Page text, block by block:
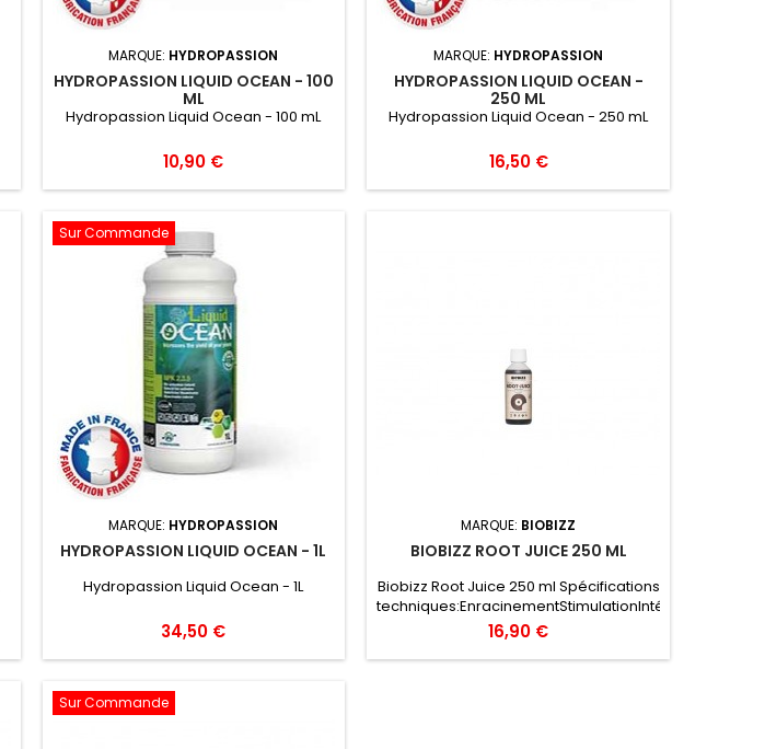
MARQUE: HYDROPASSION
HYDROPASSION LIQUID OCEAN - 100
ML
Hydropassion Liquid Ocean - 100 mL
10,90 €
MARQUE: HYDROPASSION
HYDROPASSION LIQUID OCEAN -
250 ML
Hydropassion Liquid Ocean - 250 mL
16,50 €
Sur Commande
MARQUE: HYDROPASSION
HYDROPASSION LIQUID OCEAN - 1L
Hydropassion Liquid Ocean - 1L
34,50 €
MARQUE: BIOBIZZ
BIOBIZZ ROOT JUICE 250 ML
Biobizz Root Juice 250 ml Spécifications
régulierSystèmes d’arrosagePlantes
hydroponiques -Dérivés du l’acide
humique etd’algues.-Stimule la
16,90 €
Sur Commande